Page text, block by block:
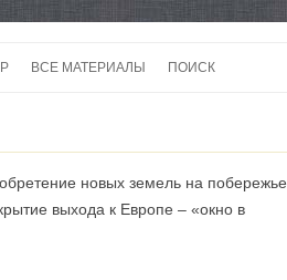
ВСЕ МАТЕРИАЛЫ
КАРТЫ
ПОИСК
новых земель на побережье
выхода к Европе – «окно в